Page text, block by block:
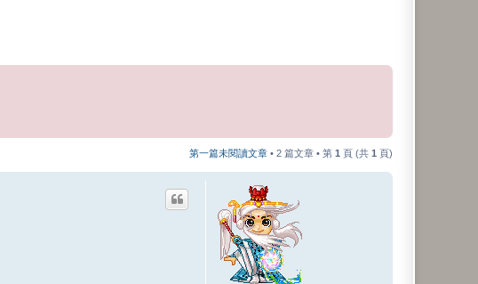
第一篇未閱讀文章 • 2 篇文章 • 第 1 頁 (共 1 頁)